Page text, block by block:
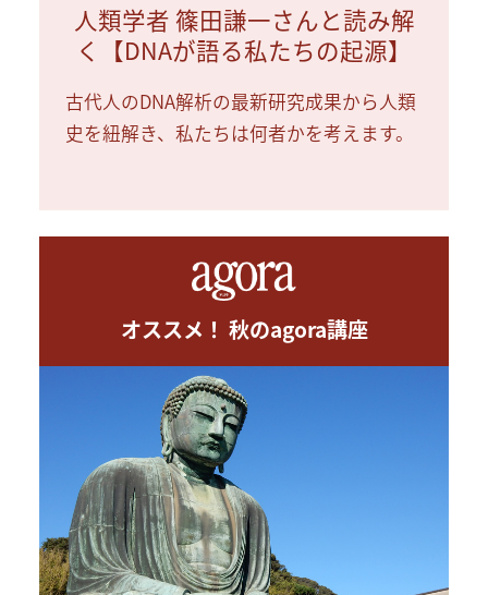
人類学者 篠田謙一さんと読み解
く【DNAが語る私たちの起源】
古代人のDNA解析の最新研究成果から人類
史を紐解き、私たちは何者かを考えます。
オススメ！ 秋のagora講座